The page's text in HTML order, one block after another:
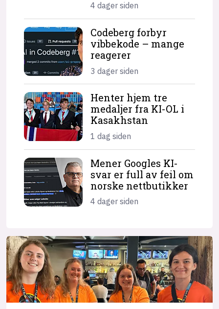
4 dager siden
Codeberg forbyr
vibbekode – mange
reagerer
3 dager siden
Henter hjem tre
medaljer fra KI-OL i
Kasakhstan
1 dag siden
Mener Googles KI-
svar er full av feil om
norske nettbutikker
4 dager siden